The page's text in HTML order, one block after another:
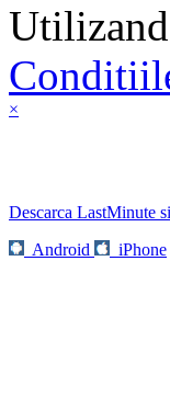
Utilizand
×
Descarca LastMinute
Android
iPhone